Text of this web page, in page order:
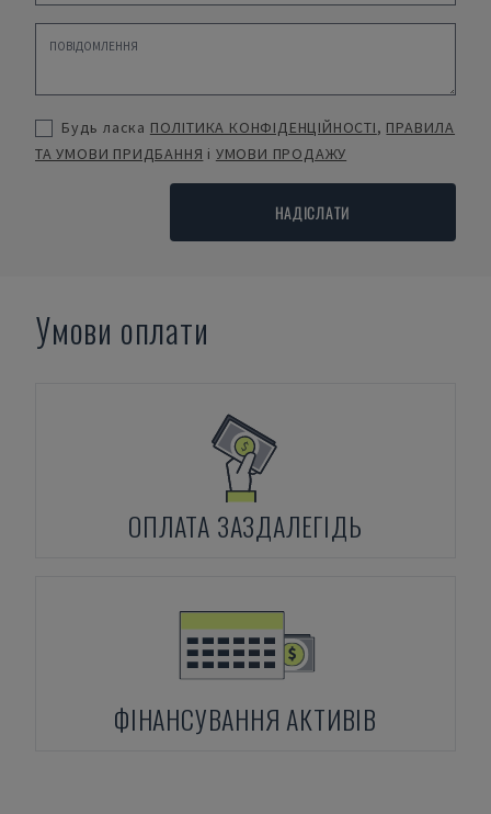
Будь ласка ПОЛІТИКА КОНФІДЕНЦІЙНОСТІ, ПРАВИЛА
ТА УМОВИ ПРИДБАННЯ і УМОВИ ПРОДАЖУ
НАДІСЛАТИ
Умови оплати
ОПЛАТА ЗАЗДАЛЕГІДЬ
ФІНАНСУВАННЯ АКТИВІВ